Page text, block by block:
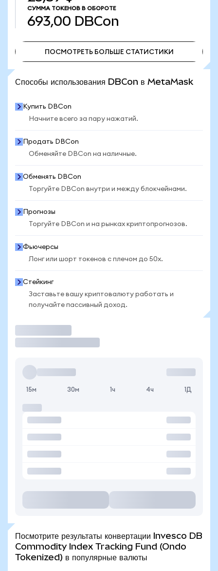
СУММА ТОКЕНОВ В ОБОРОТЕ
693,00 DBCon
ПОСМОТРЕТЬ БОЛЬШЕ СТАТИСТИКИ
Способы использования DBCon в MetaMask
Купить DBCon
Начните всего за пару нажатий.
Продать DBCon
Обменяйте DBCon на наличные.
Обменять DBCon
Торгуйте DBCon внутри и между блокчейнами.
Прогнозы
Торгуйте DBCon и на рынках криптопрогнозов.
Фьючерсы
Лонг или шорт токенов с плечом до 50x.
Стейкинг
Заставьте вашу криптовалюту работать и
получайте пассивный доход.
15м 30м 1ч 4ч 1Д
Посмотрите результаты конвертации Invesco DB
Commodity Index Tracking Fund (Ondo
Tokenized) в популярные валюты